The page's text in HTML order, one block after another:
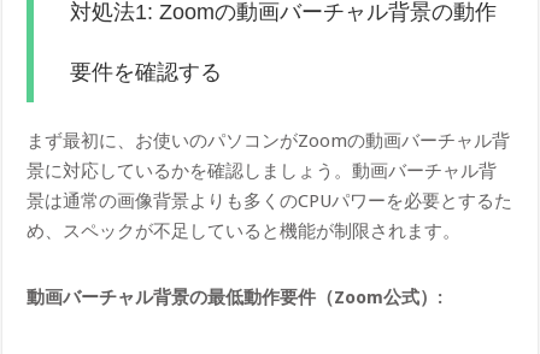
対処法1: Zoomの動画バーチャル背景の動作
要件を確認する
まず最初に、お使いのパソコンがZoomの動画バーチャル背
景に対応しているかを確認しましょう。動画バーチャル背
景は通常の画像背景よりも多くのCPUパワーを必要とするた
め、スペックが不足していると機能が制限されます。
動画バーチャル背景の最低動作要件（Zoom公式）: